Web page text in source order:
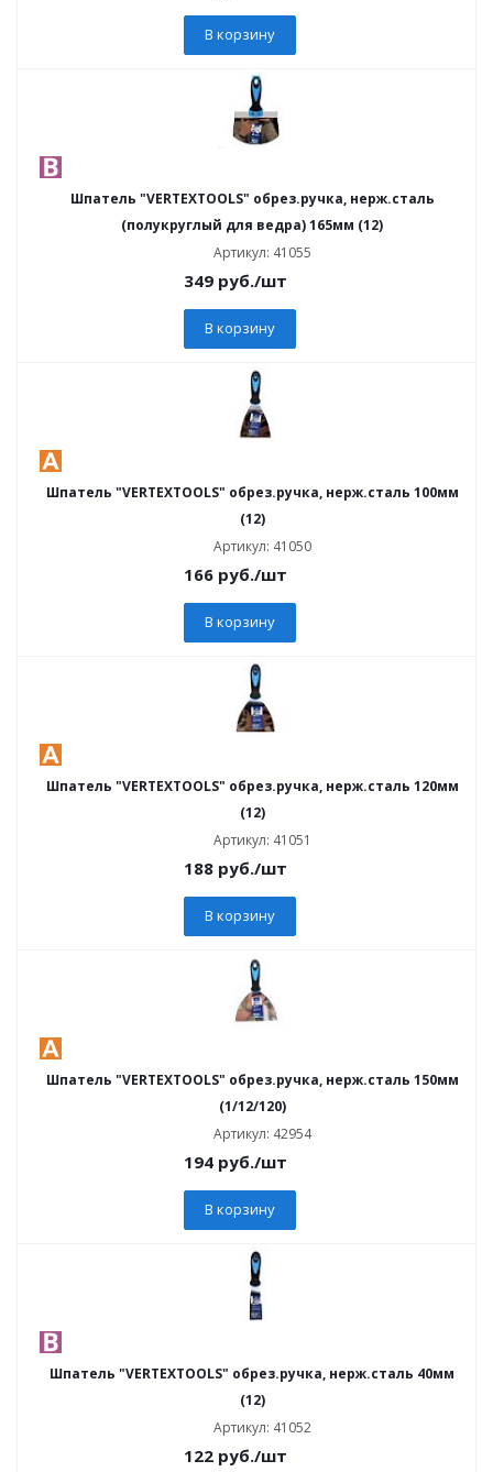
В корзину
Шпатель "VERTEXTOOLS" обрез.ручка, нерж.сталь
(полукруглый для ведра) 165мм (12)
Артикул: 41055
349 руб./шт
В корзину
Шпатель "VERTEXTOOLS" обрез.ручка, нерж.сталь 100мм
(12)
Артикул: 41050
166 руб./шт
В корзину
Шпатель "VERTEXTOOLS" обрез.ручка, нерж.сталь 120мм
(12)
Артикул: 41051
188 руб./шт
В корзину
Шпатель "VERTEXTOOLS" обрез.ручка, нерж.сталь 150мм
(1/12/120)
Артикул: 42954
194 руб./шт
В корзину
Шпатель "VERTEXTOOLS" обрез.ручка, нерж.сталь 40мм
(12)
Артикул: 41052
122 руб./шт